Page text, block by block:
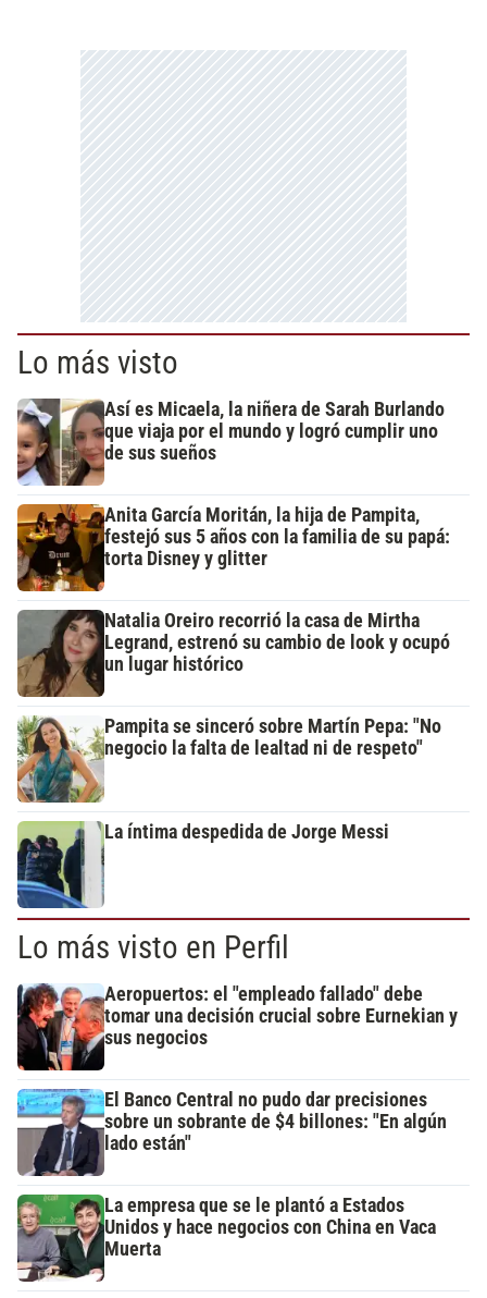
Lo más visto
Así es Micaela, la niñera de Sarah Burlando
que viaja por el mundo y logró cumplir uno
de sus sueños
Anita García Moritán, la hija de Pampita,
festejó sus 5 años con la familia de su papá:
torta Disney y glitter
Natalia Oreiro recorrió la casa de Mirtha
Legrand, estrenó su cambio de look y ocupó
un lugar histórico
Pampita se sinceró sobre Martín Pepa: "No
negocio la falta de lealtad ni de respeto"
La íntima despedida de Jorge Messi
Lo más visto en Perfil
Aeropuertos: el "empleado fallado" debe
tomar una decisión crucial sobre Eurnekian y
sus negocios
El Banco Central no pudo dar precisiones
sobre un sobrante de $4 billones: "En algún
lado están"
La empresa que se le plantó a Estados
Unidos y hace negocios con China en Vaca
Muerta